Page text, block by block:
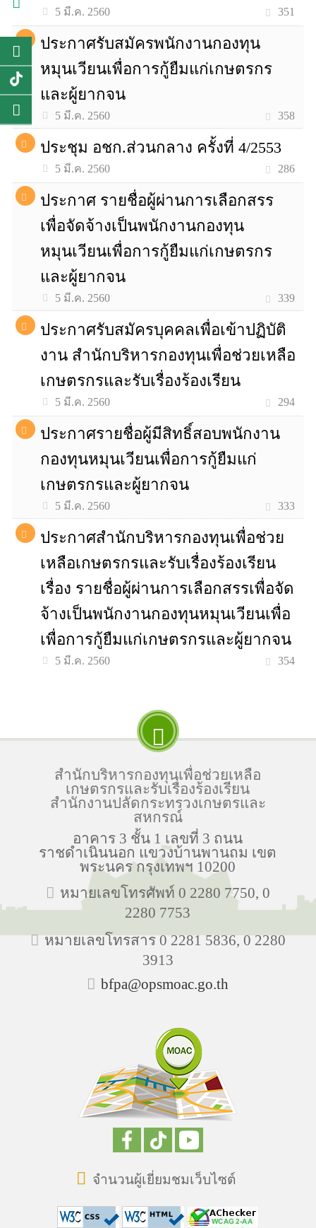
5 มี.ค. 2560 351
ประกาศรับสมัครพนักงานกองทุน
หมุนเวียนเพื่อการกู้ยืมแก่เกษตรกร
และผู้ยากจน
5 มี.ค. 2560 358
ประชุม อชก.ส่วนกลาง ครั้งที่ 4/2553
5 มี.ค. 2560 286
ประกาศ รายชื่อผู้ผ่านการเลือกสรร
เพื่อจัดจ้างเป็นพนักงานกองทุน
หมุนเวียนเพื่อการกู้ยืมแก่เกษตรกร
และผู้ยากจน
5 มี.ค. 2560 339
ประกาศรับสมัครบุคคลเพื่อเข้าปฏิบัติ
งาน สำนักบริหารกองทุนเพื่อช่วยเหลือ
เกษตรกรและรับเรื่องร้องเรียน
5 มี.ค. 2560 294
ประกาศรายชื่อผู้มีสิทธิ์สอบพนักงาน
กองทุนหมุนเวียนเพื่อการกู้ยืมแก่
เกษตรกรและผู้ยากจน
5 มี.ค. 2560 333
ประกาศสำนักบริหารกองทุนเพื่อช่วย
เหลือเกษตรกรและรับเรื่องร้องเรียน
เรื่อง รายชื่อผู้ผ่านการเลือกสรรเพื่อจัด
จ้างเป็นพนักงานกองทุนหมุนเวียนเพื่อ
เพื่อการกู้ยืมแก่เกษตรกรและผู้ยากจน
5 มี.ค. 2560 354
สำนักบริหารกองทุนเพื่อช่วยเหลือ
เกษตรกรและรับเรื่องร้องเรียน
สำนักงานปลัดกระทรวงเกษตรและ
สหกรณ์
อาคาร 3 ชั้น 1 เลขที่ 3 ถนน
ราชดำเนินนอก แขวงบ้านพานถม เขต
พระนคร กรุงเทพฯ 10200
หมายเลขโทรศัพท์ 0 2280 7750, 0
2280 7753
หมายเลขโทรสาร 0 2281 5836, 0 2280
3913
bfpa@opsmoac.go.th
จำนวนผู้เยี่ยมชมเว็บไซต์